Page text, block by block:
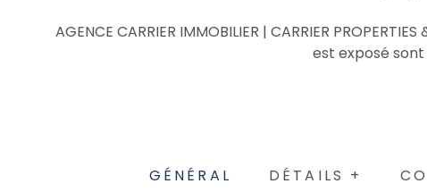
AGENCE CARRIER IMMOBILIER | CARRIER
est exposé
GÉNÉRAL DÉTAILS +